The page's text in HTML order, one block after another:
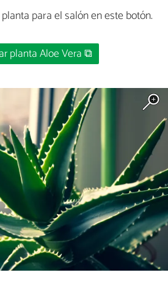
para el salón en este botón.
planta Aloe Vera ⧉